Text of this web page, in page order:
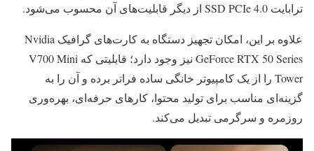
ترابایت SSD PCIe 4.0 از دیگر قابلیت‌های آن محسوب می‌شود.
علاوه بر این، امکان تجهیز دستگاه به کارت‌های گرافیک Nvidia
GeForce RTX 50 Series نیز وجود دارد؛ قابلیتی که V700 Mini
Tower را از یک کامپیوتر خانگی ساده فراتر برده و آن را به
گزینه‌ای مناسب برای تولید محتوا، کارهای حرفه‌ای، بهره‌وری
روزمره و سرگرمی تبدیل می‌کند.